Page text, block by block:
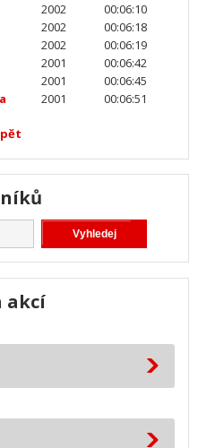
2002
00:06:10
2002
00:06:18
2002
00:06:19
2001
00:06:42
2001
00:06:45
2001 00:06:51
akcí